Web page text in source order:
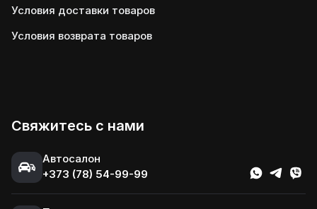
Условия доставки товаров
Условия возврата товаров
Свяжитесь с нами
Автосалон
+373 (78) 54-99-99